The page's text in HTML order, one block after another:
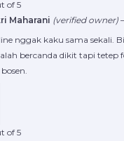
of 5
Maharani (verified owner) –
nggak kaku sama sekali.
bercanda dikit tapi tetep
of 5